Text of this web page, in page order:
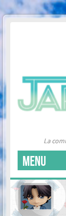
La
MENU